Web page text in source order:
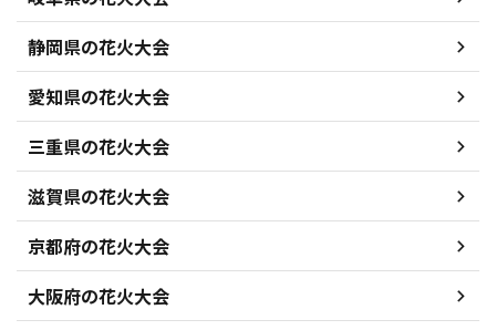
静岡県の花火大会
愛知県の花火大会
三重県の花火大会
滋賀県の花火大会
京都府の花火大会
大阪府の花火大会